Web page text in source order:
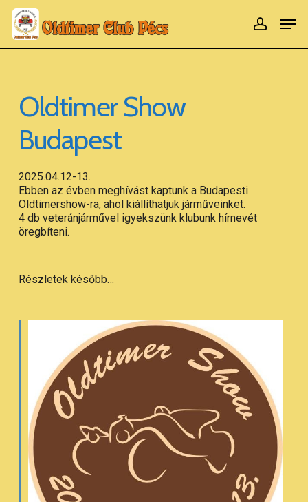
Ugrás
számla
Oldtimer Show
Budapest
2025.04.12-13.
Ebben az évben meghívást kaptunk a Budapesti
Oldtimershow-ra, ahol kiállíthatjuk járműveinket.
4 db veteránjárművel igyekszünk klubunk hírnevét
öregbíteni.
Részletek később…